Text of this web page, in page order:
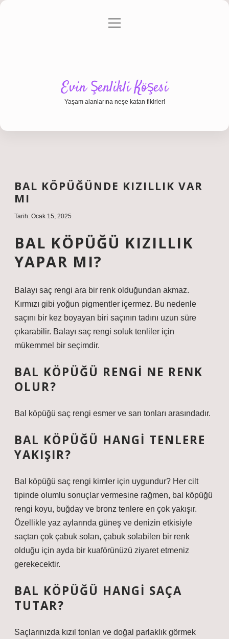
Gizlilik Politikası
menüyü
Evin Şenlikli Köşesi
Yaşam alanlarına neşe katan fikirler!
BAL KÖPÜĞÜNDE KIZILLIK VAR
MI
Tarih: Ocak 15, 2025
BAL KÖPÜĞÜ KIZILLIK
YAPAR MI?
Balayı saç rengi ara bir renk olduğundan akmaz.
Kırmızı gibi yoğun pigmentler içermez. Bu nedenle
saçını bir kez boyayan biri saçının tadını uzun süre
çıkarabilir. Balayı saç rengi soluk tenliler için
mükemmel bir seçimdir.
BAL KÖPÜĞÜ RENGI NE RENK
OLUR?
Bal köpüğü saç rengi esmer ve sarı tonları arasındadır.
BAL KÖPÜĞÜ HANGI TENLERE
YAKIŞIR?
Bal köpüğü saç rengi kimler için uygundur? Her cilt
tipinde olumlu sonuçlar vermesine rağmen, bal köpüğü
rengi koyu, buğday ve bronz tenlere en çok yakışır.
Özellikle yaz aylarında güneş ve denizin etkisiyle
saçtan çok çabuk solan, çabuk solabilen bir renk
olduğu için ayda bir kuaförünüzü ziyaret etmeniz
gerekecektir.
BAL KÖPÜĞÜ HANGI SAÇA
TUTAR?
Saçlarınızda kızıl tonları ve doğal parlaklık görmek